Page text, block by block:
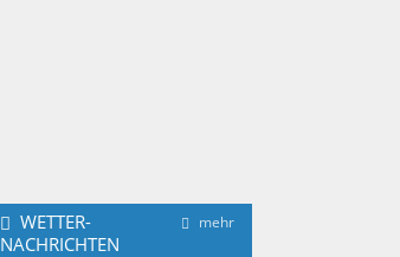
mehr
WETTER-
NACHRICHTEN